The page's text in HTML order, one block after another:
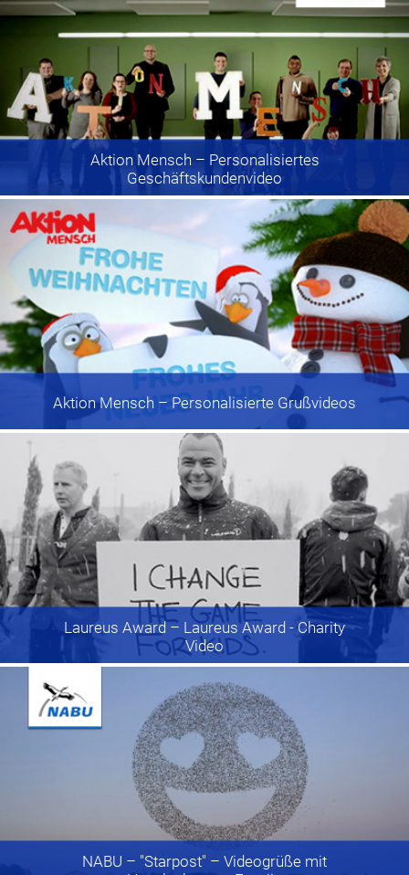
Aktion Mensch – Personalisiertes
Geschäftskundenvideo
Aktion Mensch – Personalisierte Grußvideos
Laureus Award– Laureus Award - Charity
Video
NABU – "Starpost" – Videogrüße mit